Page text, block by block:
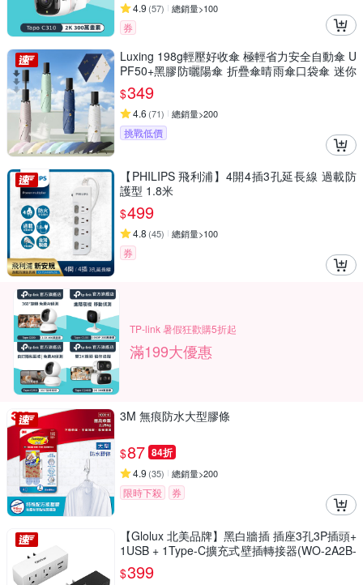
4.9 (57) 總銷量>100
券
Luxing 198g輕壓好收傘 極輕省力安全自動傘 U
PF50+黑膠防曬陽傘 折疊傘晴雨傘口袋傘 迷你
輕量傘
$349
4.6 (71) 總銷量>200
挑戰低價
【PHILIPS 飛利浦】4開4插3孔延長線 過載防
護型 1.8米
$499
4.8 (45) 總銷量>100
券
TP-link 暑假狂歡購5折起
滿199大優惠
3M 無痕防水大型膠條
$87 84折
4.9 (35) 總銷量>200
限時下殺 券
【Glolux 北美品牌】黑白牆插 插座3孔3P插頭+
1USB + 1Type-C擴充式壁插轉接器(WO-2A2B-
100) (1組2入)
$399